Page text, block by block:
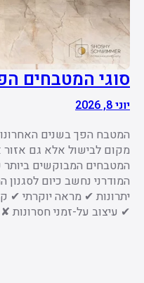
סוגי המטבחים
יוני 8, 2026
המטבח הפך בשנים
מקום לבישול אלא גם אזור
המטבחים המבוקשים ביותר
המודרני נחשב כיום
יתרונות ✔ מראה יוקרתי ✔
✔ עיצוב על-זמני חסרונות